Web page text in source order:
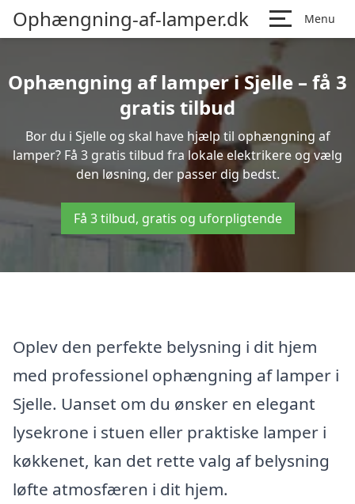
Ophængning-af-lamper.dk Menu
Ophængning af lamper i Sjelle – få 3
gratis tilbud
Bor du i Sjelle og skal have hjælp til ophængning af
lamper? Få 3 gratis tilbud fra lokale elektrikere og vælg
den løsning, der passer dig bedst.
Få 3 tilbud, gratis og uforpligtende
Oplev den perfekte belysning i dit hjem
med professionel ophængning af lamper i
Sjelle. Uanset om du ønsker en elegant
lysekrone i stuen eller praktiske lamper i
køkkenet, kan det rette valg af belysning
løfte atmosfæren i dit hjem.